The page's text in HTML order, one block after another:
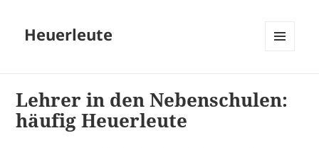
Heuerleute
Lehrer in den Nebenschulen:
häufig Heuerleute